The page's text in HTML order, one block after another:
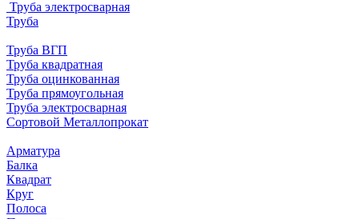
Труба электросварная
Труба
Труба ВГП
Труба квадратная
Труба оцинкованная
Труба прямоугольная
Труба электросварная
Сортовой Металлопрокат
Арматура
Балка
Квадрат
Круг
Полоса